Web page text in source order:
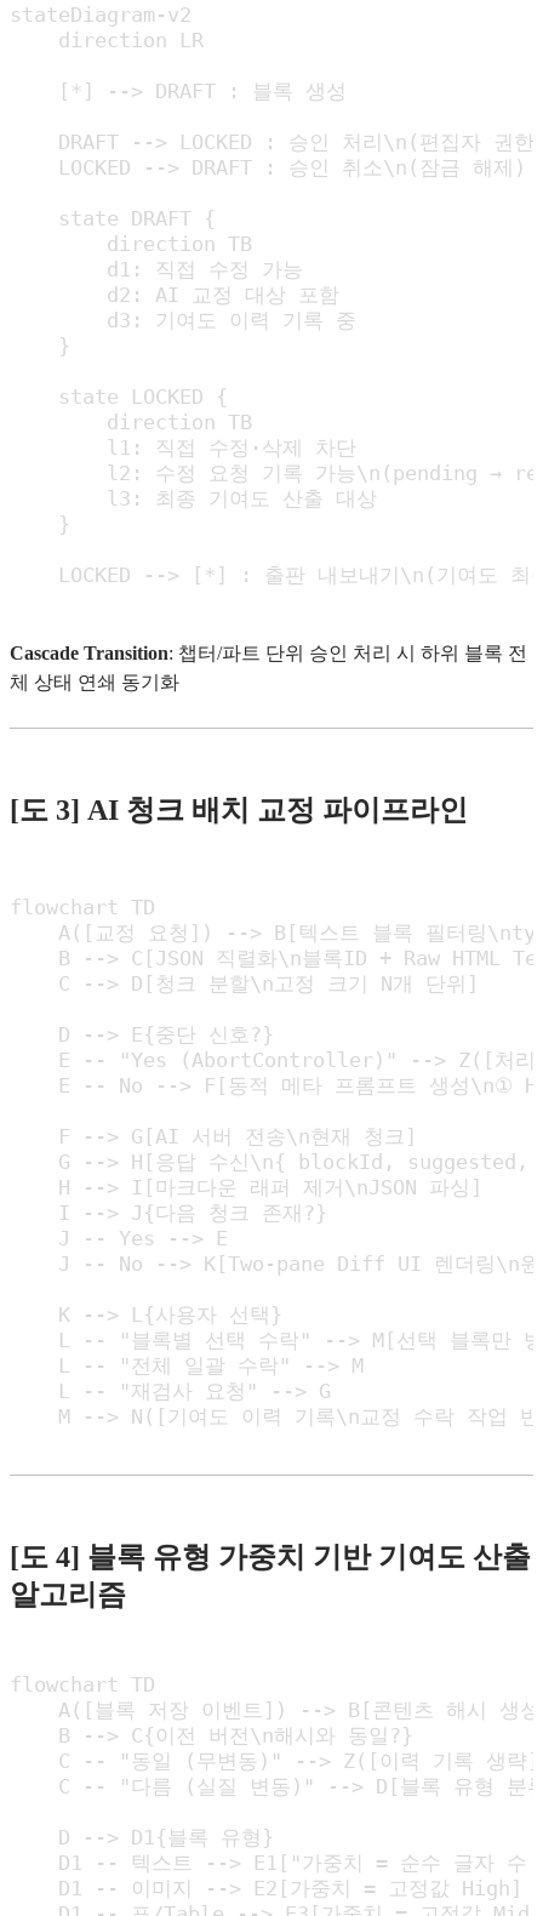
stateDiagram-v2
    direction LR
    [*] --> DRAFT : 블록 생성
DRAFT --> LOCKED : 승인 처리\n(편집자 권한
    LOCKED --> DRAFT : 승인 취소\n(잠금 해제)
    state DRAFT {
        direction TB
        d1: 직접 수정 가능
        d2: AI 교정 대상 포함
        d3: 기여도 이력 기록 중
    }
    state LOCKED {
        direction TB
        l1: 직접 수정·삭제 차단
l2: 수정 요청 기록 가능\n(pending →
        l3: 최종 기여도 산출 대상
    }
LOCKED --> [*] : 출판 내보내기\n(기여도 최
Cascade Transition: 챕터/파트 단위 승인 처리 시 하위 블록 전
체 상태 연쇄 동기화
[도 3] AI 청크 배치 교정 파이프라인
flowchart TD
A([교정 요청]) --> B[텍스트 블록 필터링
B --> C[JSON 직렬화\n블록ID + Raw HTML
    C --> D[청크 분할\n고정 크기 N개 단위]
    D --> E{중단 신호?}
E -- "Yes (AbortController)" --> Z([처리
E -- No --> F[동적 메타 프롬프트 생성\n①
    F --> G[AI 서버 전송\n현재 청크]
G --> H[응답 수신\n{ blockId, suggested,
    H --> I[마크다운 래퍼 제거\nJSON 파싱]
    I --> J{다음 청크 존재?}
    J -- Yes --> E
J -- No --> K[Two-pane Diff UI 렌더링\n원
    K --> L{사용자 선택}
L -- "블록별 선택 수락" --> M[선택 블록만
    L -- "전체 일괄 수락" --> M
    L -- "재검사 요청" --> G
M --> N([기여도 이력 기록\n교정 수락 작업
[도 4] 블록 유형 가중치 기반 기여도 산출
알고리즘
flowchart TD
A([블록 저장 이벤트]) --> B[콘텐츠 해시 생
    B --> C{이전 버전\n해시와 동일?}
C -- "동일 (무변동)" --> Z([이력 기록 생략
C -- "다름 (실질 변동)" --> D[블록 유형 분
    D --> D1{블록 유형}
D1 -- 텍스트 --> E1["가중치 = 순수 글자 수
    D1 -- 이미지 --> E2[가중치 = 고정값 High]